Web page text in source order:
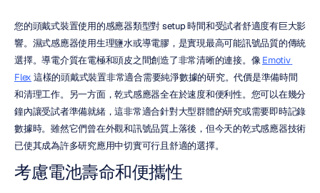
您的頭戴式裝置使用的感應器類型對 setup 時間和受試者舒適度有巨大影
響。濕式感應器使用生理鹽水或導電膠，是實現最高可能訊號品質的傳統
選擇。導電介質在電極和頭皮之間創造了非常清晰的連接。像 Emotiv
Flex 這樣的頭戴式裝置非常適合需要純淨數據的研究。代價是準備時間
和清理工作。另一方面，乾式感應器全在於速度和便利性。您可以在幾分
鐘內讓受試者準備就緒，這非常適合針對大型群體的研究或需要即時記錄
數據時。雖然它們曾在外觀和訊號品質上落後，但今天的乾式感應器技術
已使其成為許多研究應用中切實可行且舒適的選擇。
考慮電池壽命和便攜性